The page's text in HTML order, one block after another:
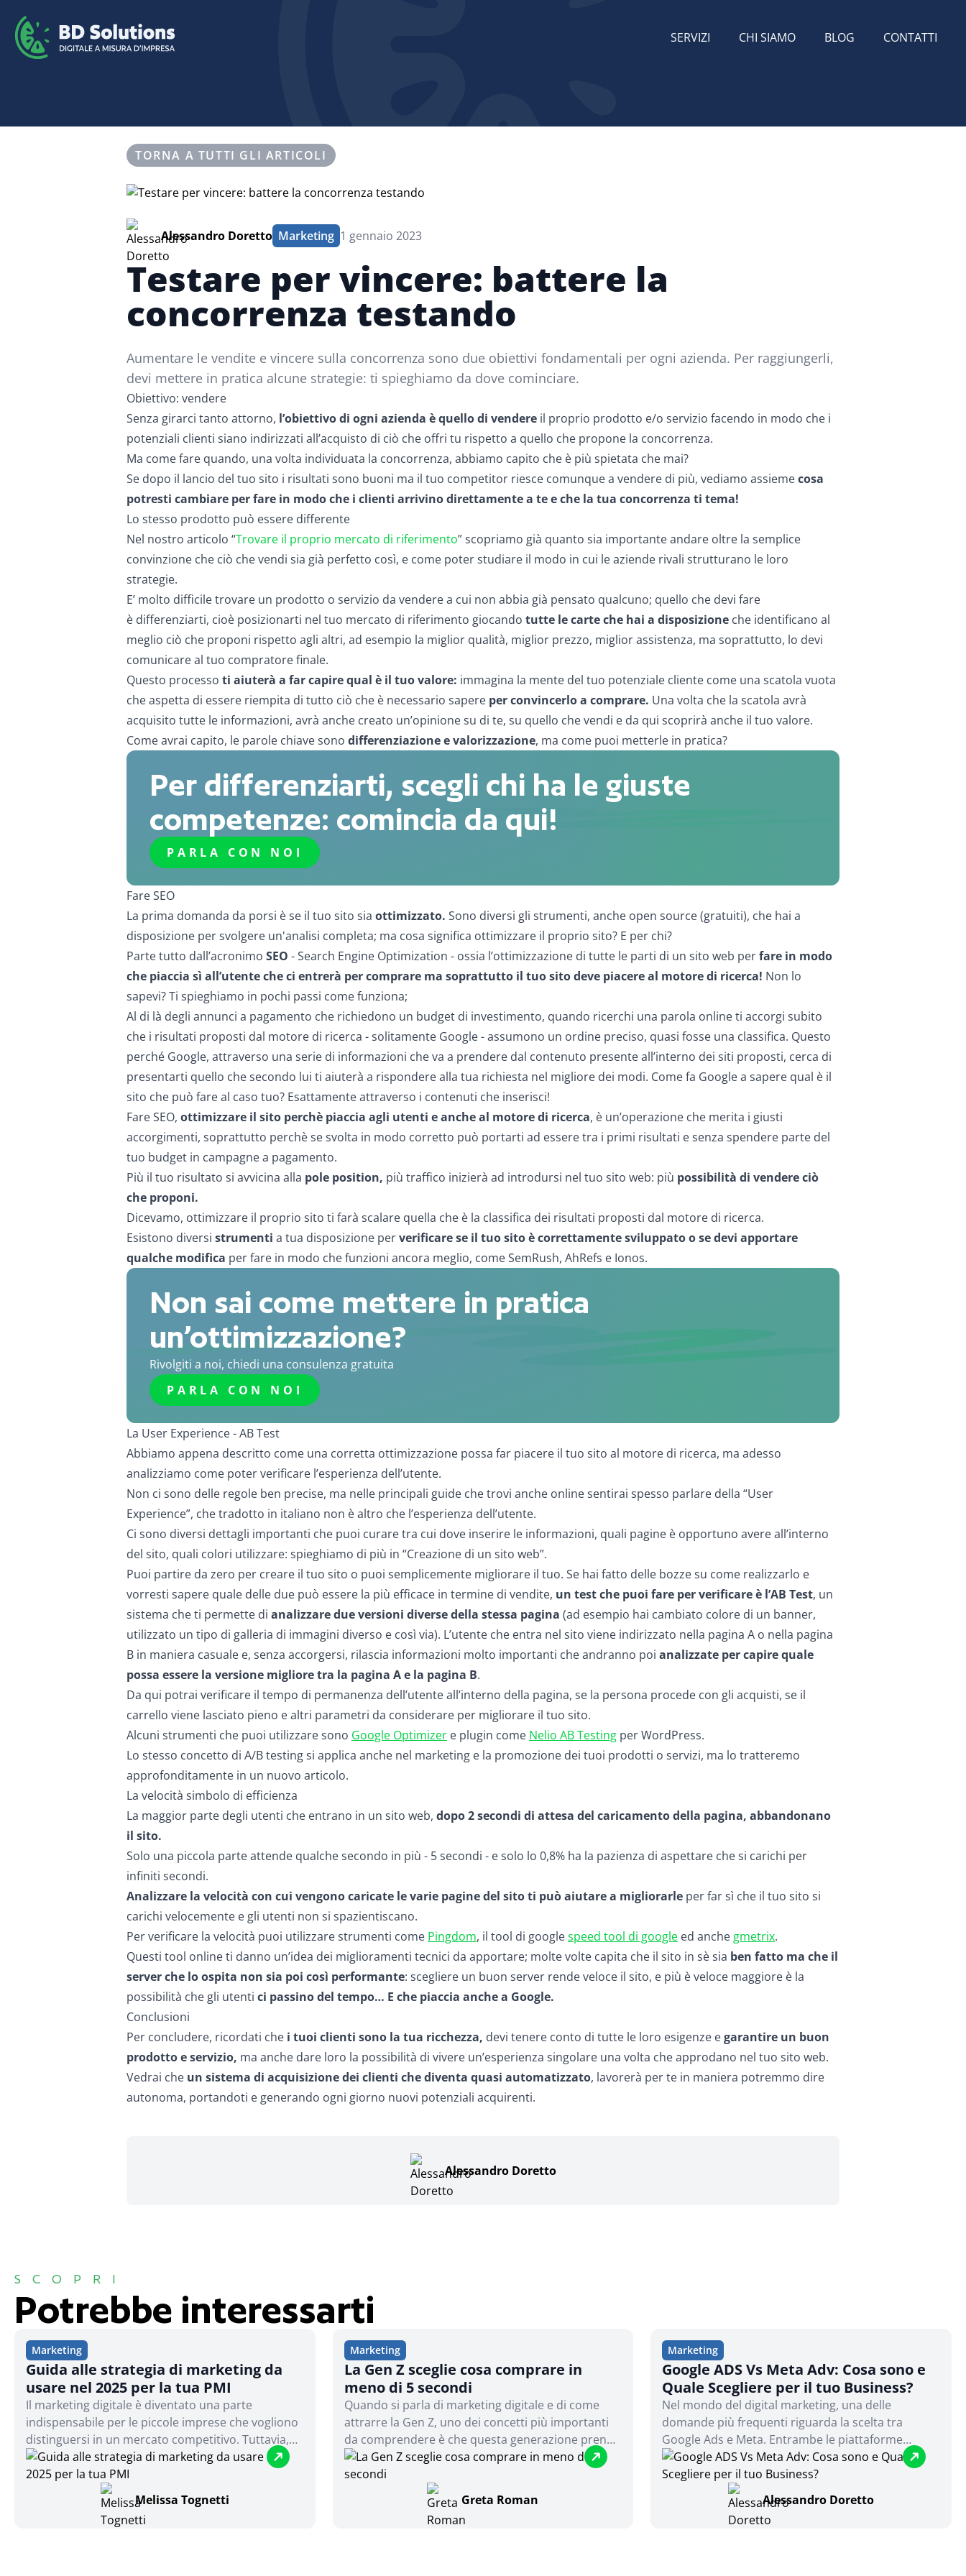
SERVIZI CHI SIAMO BLOG CONTATTI
TORNA A TUTTI GLI ARTICOLI
Alessandro Doretto Marketing 1 gennaio 2023
Testare per vincere: battere la
concorrenza testando
Aumentare le vendite e vincere sulla concorrenza sono due obiettivi fondamentali per ogni azienda. Per raggiungerli,
devi mettere in pratica alcune strategie: ti spieghiamo da dove cominciare.
Obiettivo: vendere
Senza girarci tanto attorno, l’obiettivo di ogni azienda è quello di vendere il proprio prodotto e/o servizio facendo in modo che i
potenziali clienti siano indirizzati all’acquisto di ciò che offri tu rispetto a quello che propone la concorrenza.
Ma come fare quando, una volta individuata la concorrenza, abbiamo capito che è più spietata che mai?
Se dopo il lancio del tuo sito i risultati sono buoni ma il tuo competitor riesce comunque a vendere di più, vediamo assiemecosa
potresti cambiare per fare in modo che i clienti arrivino direttamente a te e che la tua concorrenza ti tema!
Lo stesso prodotto può essere differente
Nel nostro articolo “Trovare il proprio mercato di riferimento” scopriamo già quanto sia importante andare oltre la semplice
convinzione che ciò che vendi sia già perfetto così, e come poter studiare il modo in cui le aziende rivali strutturano le loro
strategie.
E’ molto difficile trovare un prodotto o servizio da vendere a cui non abbia già pensato qualcuno; quello che devi fare
è differenziarti, cioè posizionarti nel tuo mercato di riferimento giocando tutte le carte che hai a disposizione che identificano al
meglio ciò che proponi rispetto agli altri, ad esempio la miglior qualità, miglior prezzo, miglior assistenza, ma soprattutto, lo devi
comunicare al tuo compratore finale.
Questo processo ti aiuterà a far capire qual è il tuovalore: immagina la mente del tuo potenziale cliente come una scatola vuota
che aspetta di essere riempita di tutto ciò che è necessario sapere per convincerlo a comprare. Una volta che la scatola avrà
acquisito tutte le informazioni, avrà anche creato un’opinione su di te, su quello che vendi e da qui scoprirà anche il tuo valore.
Come avrai capito, le parole chiave sono differenziazione e valorizzazione, ma come puoi metterle in pratica?
Per differenziarti, scegli chi ha le giuste
competenze: comincia da qui!
PARLA CON NOI
Fare SEO
La prima domanda da porsi è se il tuo sito sia ottimizzato. Sono diversi gli strumenti, anche open source (gratuiti), che hai a
disposizione per svolgere un'analisi completa; ma cosa significa ottimizzare il proprio sito? E per chi?
Parte tutto dall’acronimo SEO - Search Engine Optimization - ossia l’ottimizzazione di tutte le parti di un sito web perfare in modo
che piaccia sì all’utente che ci entrerà per comprare ma soprattutto il tuo sito deve piacere al motore di ricerca! Non lo
sapevi? Ti spieghiamo in pochi passi come funziona;
Al di là degli annunci a pagamento che richiedono un budget di investimento, quando ricerchi una parola online ti accorgi subito
che i risultati proposti dal motore di ricerca - solitamente Google - assumono un ordine preciso, quasi fosse una classifica. Questo
perché Google, attraverso una serie di informazioni che va a prendere dal contenuto presente all’interno dei siti proposti, cerca di
presentarti quello che secondo lui ti aiuterà a rispondere alla tua richiesta nel migliore dei modi. Come fa Google a sapere qual è il
sito che può fare al caso tuo? Esattamente attraverso i contenuti che inserisci!
Fare SEO, ottimizzare il sito perchè piaccia agli utenti e anche al motore di ricerca, è un’operazione che merita i giusti
accorgimenti, soprattutto perchè se svolta in modo corretto può portarti ad essere tra i primi risultati e senza spendere parte del
tuo budget in campagne a pagamento.
Più il tuo risultato si avvicina alla pole position, più traffico inizierà ad introdursi nel tuo sito web: più possibilità di vendere ciò
che proponi.
Dicevamo, ottimizzare il proprio sito ti farà scalare quella che è la classifica dei risultati proposti dal motore di ricerca.
Esistono diversi strumenti a tua disposizione perverificare se il tuo sito è correttamente sviluppato o se devi apportare
qualche modifica per fare in modo che funzioni ancora meglio, come SemRush, AhRefs e Ionos.
Non sai come mettere in pratica
un’ottimizzazione?
Rivolgiti a noi, chiedi una consulenza gratuita
PARLA CON NOI
La User Experience - AB Test
Abbiamo appena descritto come una corretta ottimizzazione possa far piacere il tuo sito al motore di ricerca, ma adesso
analizziamo come poter verificare l’esperienza dell’utente.
Non ci sono delle regole ben precise, ma nelle principali guide che trovi anche online sentirai spesso parlare della “User
Experience”, che tradotto in italiano non è altro che l’esperienza dell’utente.
Ci sono diversi dettagli importanti che puoi curare tra cui dove inserire le informazioni, quali pagine è opportuno avere all’interno
del sito, quali colori utilizzare: spieghiamo di più in “Creazione di un sito web”.
Puoi partire da zero per creare il tuo sito o puoi semplicemente migliorare il tuo. Se hai fatto delle bozze su come realizzarlo e
vorresti sapere quale delle due può essere la più efficace in termine di vendite, un test che puoi fare per verificare è l’AB Test, un
sistema che ti permette di analizzare due versioni diverse della stessa pagina (ad esempio hai cambiato colore di un banner,
utilizzato un tipo di galleria di immagini diverso e così via). L’utente che entra nel sito viene indirizzato nella pagina A o nella pagina
B in maniera casuale e, senza accorgersi, rilascia informazioni molto importanti che andranno poi analizzate per capire quale
possa essere la versione migliore tra la pagina A e la pagina B.
Da qui potrai verificare il tempo di permanenza dell’utente all’interno della pagina, se la persona procede con gli acquisti, se il
carrello viene lasciato pieno e altri parametri da considerare per migliorare il tuo sito.
Alcuni strumenti che puoi utilizzare sono Google Optimizer e plugin come Nelio AB Testing per WordPress.
Lo stesso concetto di A/B testing si applica anche nel marketing e la promozione dei tuoi prodotti o servizi, ma lo tratteremo
approfonditamente in un nuovo articolo.
La velocità simbolo di efficienza
La maggior parte degli utenti che entrano in un sito web, dopo 2 secondi di attesa del caricamento della pagina, abbandonano
il sito.
Solo una piccola parte attende qualche secondo in più - 5 secondi - e solo lo 0,8% ha la pazienza di aspettare che si carichi per
infiniti secondi.
Analizzare la velocità con cui vengono caricate le varie pagine del sito ti può aiutare a migliorarle per far sì che il tuo sito si
carichi velocemente e gli utenti non si spazientiscano.
Per verificare la velocità puoi utilizzare strumenti come Pingdom, il tool di googlespeed tool di google ed anche gmetrix.
Questi tool online ti danno un’idea dei miglioramenti tecnici da apportare; molte volte capita che il sito in sè sia ben fatto ma che il
server che lo ospita non sia poi così performante: scegliere un buon server rende veloce il sito, e più è veloce maggiore è la
possibilità che gli utenti ci passino del tempo… E che piaccia anche a Google.
Conclusioni
Per concludere, ricordati che i tuoi clienti sono la tua ricchezza, devi tenere conto di tutte le loro esigenze egarantire un buon
prodotto e servizio, ma anche dare loro la possibilità di vivere un’esperienza singolare una volta che approdano nel tuo sito web.
Vedrai che un sistema di acquisizione dei clienti che diventa quasi automatizzato, lavorerà per te in maniera potremmo dire
autonoma, portandoti e generando ogni giorno nuovi potenziali acquirenti.
Alessandro Doretto
SCOPRI
Potrebbe interessarti
Marketing
Guida alle strategia di marketing da
usare nel 2025 per la tua PMI
Il marketing digitale è diventato una parte
indispensabile per le piccole imprese che vogliono
distinguersi in un mercato competitivo. Tuttavia,
molte realtà sentono il peso di competere con
aziende che dispongono di budget giganteschi. La
buona notizia? Con creatività, strategie intelligenti
e strumenti a basso costo, anche una piccola
impresa può ottenere risultati straordinari.
Melissa Tognetti
Marketing
La Gen Z sceglie cosa comprare in
meno di 5 secondi
Quando si parla di marketing digitale e di come
attrarre la Gen Z, uno dei concetti più importanti
da comprendere è che questa generazione prende
decisioni di acquisto in tempi incredibilmente
brevi...
Greta Roman
Marketing
Google ADS Vs Meta Adv: Cosa sono e
Quale Scegliere per il tuo Business?
Nel mondo del digital marketing, una delle
domande più frequenti riguarda la scelta tra
Google Ads e Meta. Entrambe le piattaforme
offrono opportunità enormi, ma la decisione su
quale utilizzare dipende molto dalle specifiche
esigenze del business e dagli obiettivi che si
vogliono raggiungere. Questo articolo esplorerà le
principali differenze tra Google Ads e Meta,
Alessandro Doretto